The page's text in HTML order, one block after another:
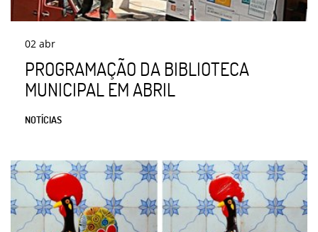
02 abr
PROGRAMAÇÃO DA BIBLIOTECA
MUNICIPAL EM ABRIL
NOTÍCIAS